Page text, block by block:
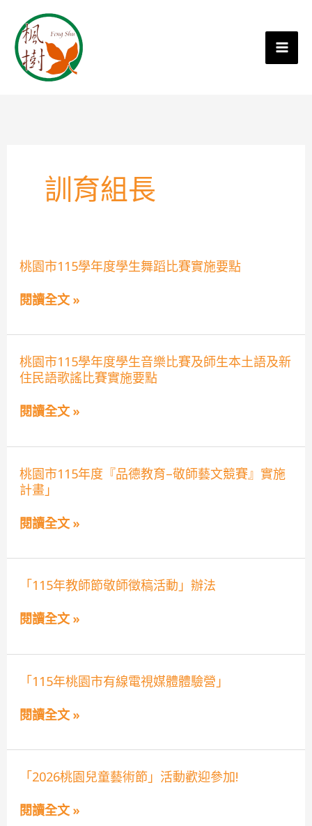
訓育組長
桃園市115學年度學生舞蹈比賽實施要點
桃
園
市
115
度
學
生
舞
蹈
比
賽
要
點
閱讀全文 »
桃園市115學年度學生音樂比賽及師生本土語及新
住民語歌謠比賽實施要點
桃
園
市
學
年
學
音
樂
比
及
師
本
語
新
住
歌
謠
比
實
施
點
閱讀全文 »
桃園市115年度『品德教育–敬師藝文競賽』實施
計畫」
桃
園
市
年
度
德
育
敬
師
競
賽』
實
計
畫」
閱讀全文 »
「115年教師節敬師徵稿活動」辦法
「115
教
師
師
徵
稿
動」
辦
閱讀全文 »
「115年桃園市有線電視媒體體驗營」
「115
園
線
電
視
體
體
閱讀全文 »
「2026桃園兒童藝術節」活動歡迎參加!
「2026
園
兒
閱讀全文 »